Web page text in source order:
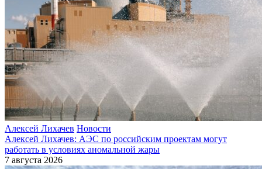
Алексей Лихачев Новости
Алексей Лихачев: АЭС по российским проектам могут
работать в условиях аномальной жары
7 августа 2026